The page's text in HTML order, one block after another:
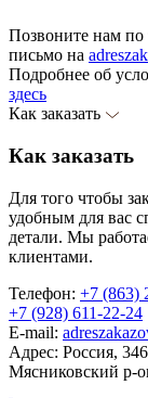
Позвоните нам по
письмо на
Подробнее об
здесь
Как заказать
Как заказать
Для того чтобы
удобным для вас
детали. Мы
клиентами.
Телефон: +7 (863)
+7 (928) 611-22-24
E-mail:
Адрес: Россия,
Мясниковский р-